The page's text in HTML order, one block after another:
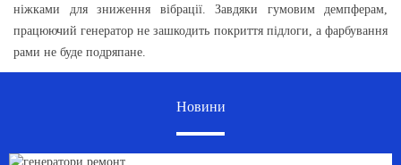
ніжками для зниження вібрації. Завдяки гумовим демпферам,
працюючий генератор не зашкодить покриття підлоги, а фарбування
рами не буде подряпане.
Новини